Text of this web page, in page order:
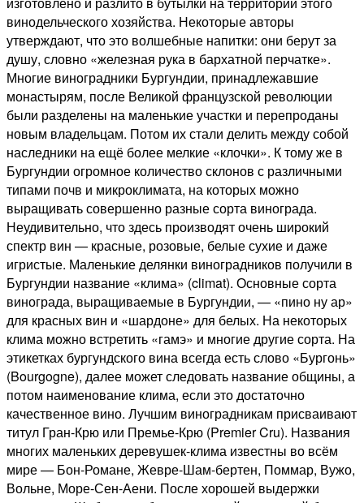
винодельческого хозяйства. Некоторые авторы
утверждают, что это волшебные напитки: они берут за
душу, словно «железная рука в бархатной перчатке».
Многие виноградники Бургундии, принадлежавшие
монастырям, после Великой французской революции
были разделены на маленькие участки и перепроданы
новым владельцам. Потом их стали делить между собой
наследники на ещё более мелкие «клочки». К тому же в
Бургундии огромное количество склонов с различными
типами почв и микроклимата, на которых можно
выращивать совершенно разные сорта винограда.
Неудивительно, что здесь производят очень широкий
спектр вин — красные, розовые, белые сухие и даже
игристые. Маленькие делянки виноградников получили в
Бургундии название «клима» (climat). Основные сорта
винограда, выращиваемые в Бургундии, — «пино ну ар»
для красных вин и «шардоне» для белых. На некоторых
клима можно встретить «гамэ» и многие другие сорта. На
этикетках бургундского вина всегда есть слово «Бургонь»
(Bourgogne), далее может следовать название общины, а
потом наименование клима, если это достаточно
качественное вино. Лучшим виноградникам присваивают
титул Гран-Крю или Премье-Крю (Premier Cru). Названия
многих маленьких деревушек-клима известны во всём
мире — Бон-Романе, Жевре-Шам-бертен, Поммар, Вужо,
Вольне, Море-Сен-Аени. После хорошей выдержки